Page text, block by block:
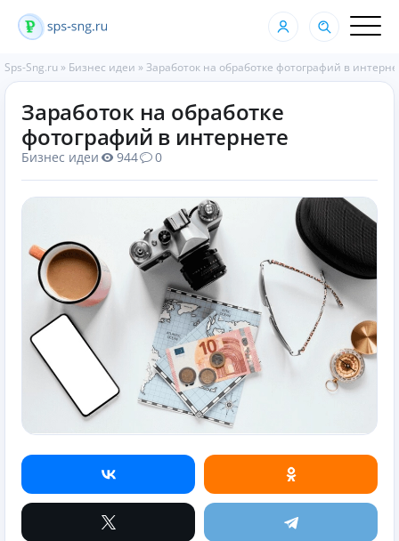
Sps-Sng.ru » Бизнес идеи »Заработок на обработке фотографий в
Заработок на обработке
фотографий в интернете
Бизнес идеи 944 0